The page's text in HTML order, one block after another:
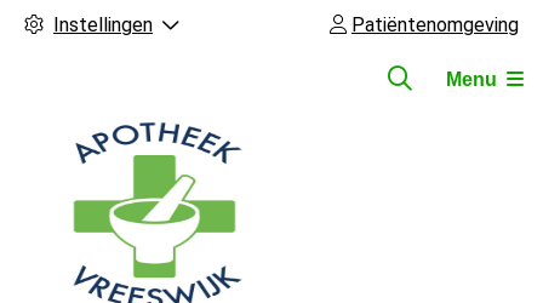
Instellingen Patiëntenomgeving
Menu